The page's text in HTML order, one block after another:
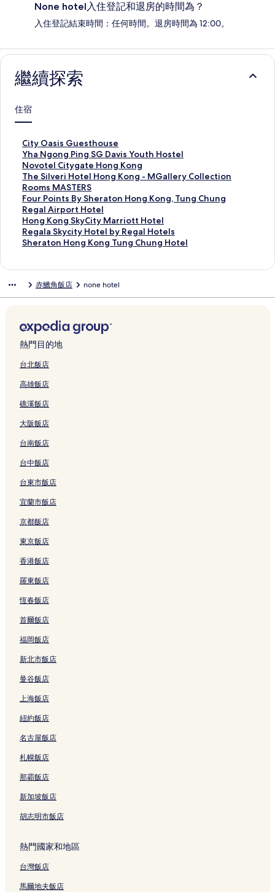
None hotel入住登記和退房的時間為？
入住登記結束時間：任何時間。退房時間為 12:00。
繼續探索
住宿
City Oasis Guesthouse
C
i
t
y
O
a
s
i
s
G
h
s
e
的
連
Yha Ngong Ping SG Davis Youth Hostel
Y
h
a
N
g
o
n
g
P
G
v
i
s
Y
u
h
H
o
s
e
的
連
結
Novotel Citygate Hong Kong
N
o
v
o
t
e
l
C
a
H
o
n
g
o
g
的
連
結
The Silveri Hotel Hong Kong - MGallery Collection
T
h
e
S
i
l
v
o
l
H
o
n
K
n
g
-
M
a
l
e
r
y
C
o
l
c
t
i
o
的
結
Rooms MASTERS
R
o
o
m
s
M
R
連
結
Four Points By Sheraton Hong Kong, Tung Chung
F
o
u
r
P
s
S
h
e
r
t
n
H
o
n
K
n
g
,
T
u
n
C
u
n
g
的
結
Regal Airport Hotel
R
e
g
a
p
t
H
o
t
l
連
結
Hong Kong SkyCity Marriott Hotel
H
o
n
g
y
C
i
t
M
r
r
i
o
t
o
t
e
l
的
連
Regala Skycity Hotel by Regal Hotels
R
e
S
c
i
t
y
o
e
l
b
y
e
a
l
H
o
t
e
s
連
結
Sheraton Hong Kong Tung Chung Hotel
S
t
H
o
n
g
o
g
T
u
n
C
u
n
g
H
o
t
l
連
結
赤鱲角飯店 none hotel
熱門目的地
台北飯店
高雄飯店
礁溪飯店
大阪飯店
台南飯店
台中飯店
台東市飯店
宜蘭市飯店
京都飯店
東京飯店
香港飯店
羅東飯店
恆春飯店
首爾飯店
福岡飯店
新北市飯店
曼谷飯店
上海飯店
紐約飯店
名古屋飯店
札幌飯店
那霸飯店
新加坡飯店
胡志明市飯店
熱門國家和地區
台灣飯店
馬爾地夫飯店